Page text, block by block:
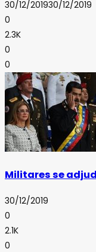
30/12/201930/12/2019
0
2.3K
0
0
Militares se
30/12/2019
0
2.1K
0